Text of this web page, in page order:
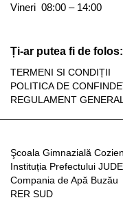
Vineri 08:00 – 14:00
Ți-ar putea fi de folos:
TERMENI SI CONDIȚII
POLITICA DE
REGULAMENT
Şcoala Gimnazială
Instituția Prefectului
Compania de Apă Buzău
RER SUD